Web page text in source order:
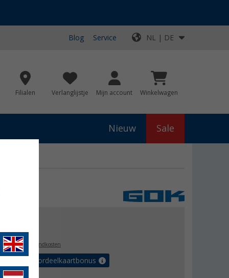
Blog Service NL | DE
Filialen Verlanglijstje Mijn account Winkelwagen
Nieuw Sale
BTW plus verzendkosten
tot 5% voordeelkaartbonus